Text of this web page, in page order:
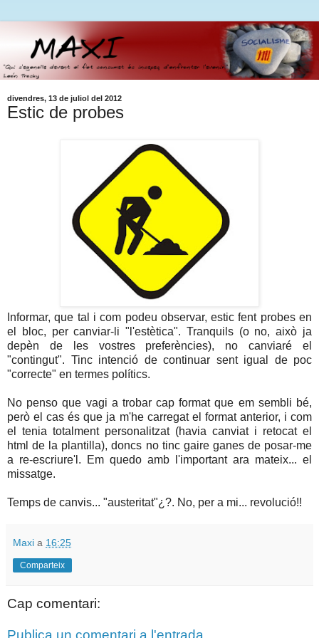
divendres, 13 de juliol del 2012
Estic de probes
Informar, que tal i com podeu observar, estic fent probes en
el bloc, per canviar-li "l'estètica". Tranquils (o no, això ja
depèn de les vostres preferències), no canviaré el
"contingut". Tinc intenció de continuar sent igual de poc
"correcte" en termes polítics.
No penso que vagi a trobar cap format que em sembli bé,
però el cas és que ja m'he carregat el format anterior, i com
el tenia totalment personalitzat (havia canviat i retocat el
html de la plantilla), doncs no tinc gaire ganes de posar-me
a re-escriure'l. Em quedo amb l'important ara mateix... el
missatge.
Temps de canvis... "austeritat"¿?. No, per a mi... revolució!!
Maxi a 16:25
Comparteix
Cap comentari:
Publica un comentari a l'entrada